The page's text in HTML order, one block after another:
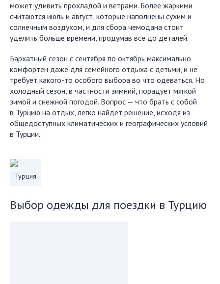
может удивить прохладой и ветрами. Более жаркими
считаются июль и август, которые наполнены сухим и
солнечным воздухом, и для сбора чемодана стоит
уделить больше времени, продумав все до деталей.
Бархатный сезон с сентября по октябрь максимально
комфортен даже для семейного отдыха с детьми, и не
требует какого-то особого выбора во что одеваться. Но
холодный сезон, в частности зимний, порадует мягкой
зимой и снежной погодой. Вопрос — что брать с собой
в Турцию на отдых, легко найдет решение, исходя из
общедоступных климатических и географических условий
в Турции.
Турция
Выбор одежды для поездки в Турцию